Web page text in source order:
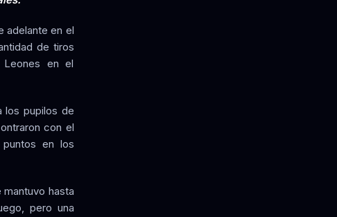
adelante en el
de tiros
en el
los pupilos de
con el
en los
hasta
pero una